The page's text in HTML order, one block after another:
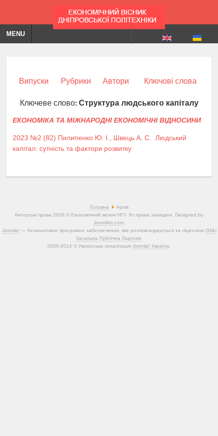
MENU
Випуски Рубрики Автори Ключові слова
Ключеве слово:Структура людського капіталу
ЕКОНОМІКА ТА МІЖНАРОДНІ ЕКОНОМІЧНІ ВІДНОСИНИ
2023 №2 (82) Пилипенко Ю. І. Швець А. С.
Людський
капітал: сутність та фактори розвитку
Головна
Архів
Авторські права 2026 © Економічний вісник НГУ. Усі права захищені. Designed by
JoomlArt.com.
Joomla! — безкоштовне програмне забезпечення, яке розповсюджується за ліцензією GNU
Загальна Публічна Ліцензія.
2006-2014 © Українська локалізація Joomla! Україна